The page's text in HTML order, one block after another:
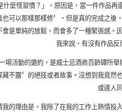
什麼怪習慣？」，原因是，當一件作品再
可以那樣那樣修〞，但是真的完成之後
會是單純的放鬆，而會多了一種緊張感
我來說，有沒有作品反
場活動的邀約，是威士忌酒商百齡罈所
藏不露〞的絕技或者故事。沒想到我竟
或達人
的理由是，我除了在我的工作上熱情投